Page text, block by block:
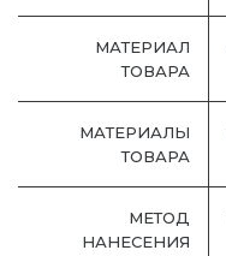
МАТЕРИАЛ
ТОВАРА
МАТЕРИАЛЫ
ТОВАРА
МЕТОД
НАНЕСЕНИЯ